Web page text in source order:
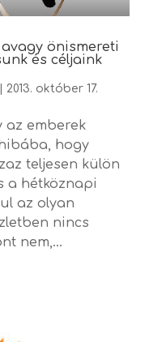
avagy önismereti
és céljaink
2013. október 17.
az emberek
hogy
teljesen külön
a hétköznapi
az olyan
nincs
nem,...